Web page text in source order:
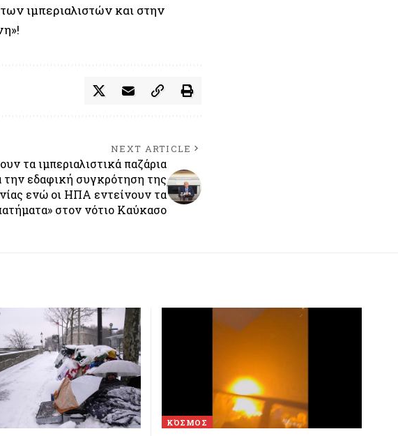
ιμπεριαλιστών και στην
NEXT ARTICLE
τα ιμπεριαλιστικά παζάρια
την εδαφική συγκρότηση της
ενώ οι ΗΠΑ εντείνουν τα
στον νότιο Καύκασο
ΚΌΣΜΟΣ